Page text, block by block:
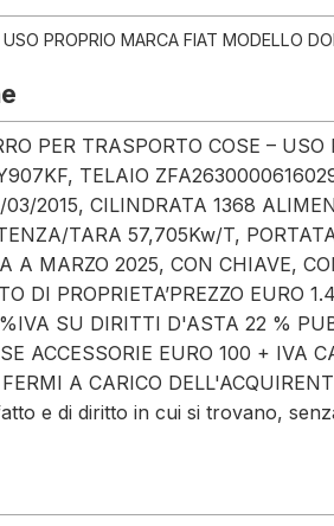
PROPRIO MARCA FIAT MODELLO
PER TRASPORTO COSE –
TELAIO
2015, CILINDRATA 1368
TARA 57,705Kw/T,
A MARZO 2025, CON CHIAVE,
DI PROPRIETA’PREZZO EURO
SU DIRITTI D'ASTA 22 %
ACCESSORIE EURO 100 + IVA
A CARICO
e di diritto in cui si trovano,